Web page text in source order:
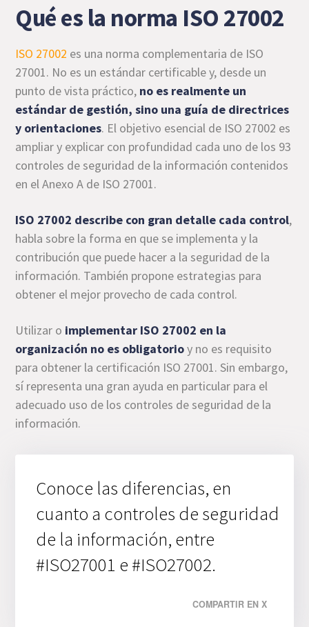
Qué es la norma ISO 27002
ISO 27002 es una norma complementaria de ISO
27001. No es un estándar certificable y, desde un
punto de vista práctico, no es realmente un
estándar de gestión, sino una guía de directrices
y orientaciones. El objetivo esencial de ISO 27002 es
ampliar y explicar con profundidad cada uno de los 93
controles de seguridad de la información contenidos
en el Anexo A de ISO 27001.
ISO 27002 describe con gran detalle cada control,
habla sobre la forma en que se implementa y la
contribución que puede hacer a la seguridad de la
información. También propone estrategias para
obtener el mejor provecho de cada control.
Utilizar o implementar ISO 27002 en la
organización no es obligatorioy no es requisito
para obtener la certificación ISO 27001. Sin embargo,
sí representa una gran ayuda en particular para el
adecuado uso de los controles de seguridad de la
información.
Conoce las diferencias, en
cuanto a controles de seguridad
de la información, entre
#ISO27001 e #ISO27002.
COMPARTIR EN X